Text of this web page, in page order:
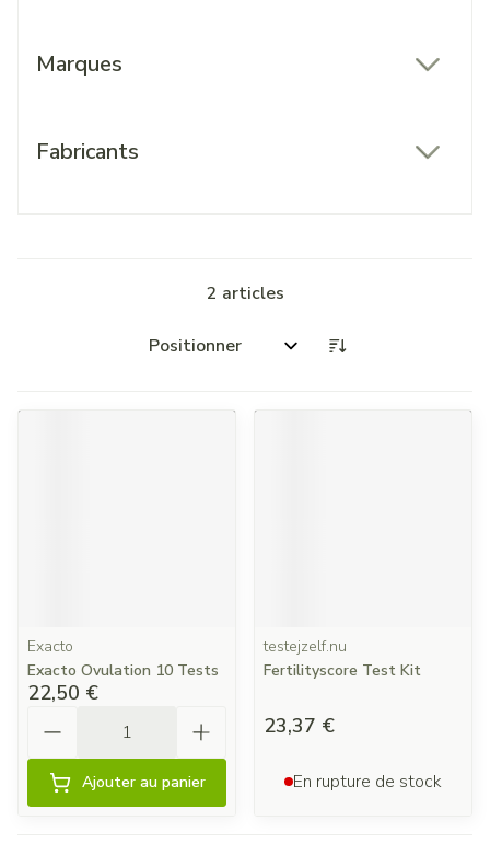
Marques
Fabricants
2 articles
Trier par:
Exacto
Exacto Ovulation 10 Tests
22,50 €
Ajouter au panier
testejzelf.nu
Fertilityscore Test Kit
23,37 €
En rupture de stock